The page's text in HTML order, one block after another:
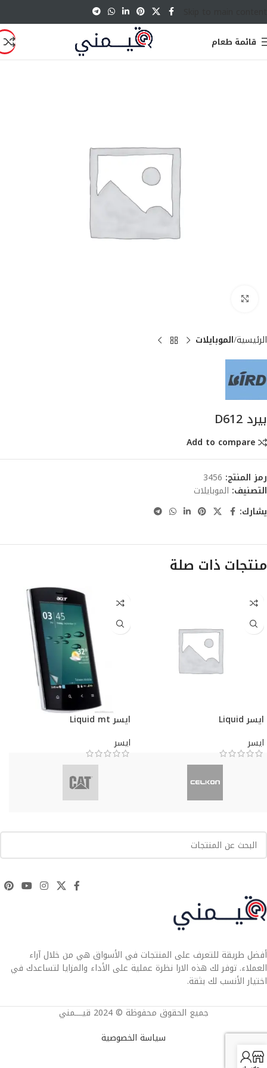
قائمة طعام
الرئيسية الموبايلات
بيرد D612
Add to compare
رمز المنتج: 3456
التصنيف: الموبايلات
يشارك:
منتجات ذات صلة
ايسر Liquid
ايسر
ايسر Liquid mt
ايسر
أفضل طريقة للتعرف على المنتجات في الأسواق هي من خلال آراء
العملاء. توفر لك هذه الارا نظرة عملية على الأداء والمزايا لتساعدك في
اختيار الأنسب لك بثقة.
جميع الحقوق محفوظة © 2024 قيــــمني
سياسة الخصوصية